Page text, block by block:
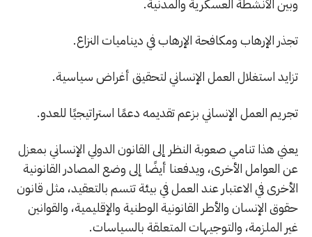
وبين الأنشطة العسكرية والمدنية.
تجذر الإرهاب ومكافحة الإرهاب في ديناميات النزاع.
تزايد استغلال العمل الإنساني لتحقيق أغراض سياسية.
تجريم العمل الإنساني بزعم تقديمه دعمًا استراتيجيًا للعدو.
يعني هذا تنامي صعوبة النظر إلى القانون الدولي الإنساني بمعزل
عن العوامل الأخرى، ويدفعنا أيضًا إلى وضع المصادر القانونية
الأخرى في الاعتبار عند العمل في بيئة تتسم بالتعقيد، مثل قانون
حقوق الإنسان والأطر القانونية الوطنية والإقليمية، والقوانين
غير الملزمة، والتوجيهات المتعلقة بالسياسات.